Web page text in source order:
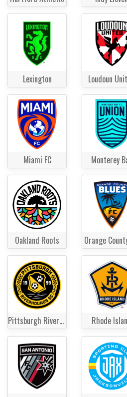
Lexington Loudoun
Miami FC Monterey
Oakland Roots Orange
Pittsburgh Riverhounds Rhode